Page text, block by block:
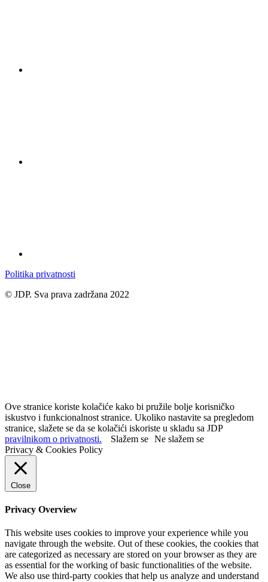
Politika privatnosti
© JDP. Sva prava zadržana 2022
Ove stranice koriste kolačiće kako bi pružile bolje korisničko
iskustvo i funkcionalnost stranice. Ukoliko nastavite sa pregledom
stranice, slažete se da se kolačići iskoriste u skladu sa JDP
pravilnikom o privatnosti.
Slažem se Ne slažem se
Privacy & Cookies Policy
Close
Privacy Overview
This website uses cookies to improve your experience while you
navigate through the website. Out of these cookies, the cookies that
are categorized as necessary are stored on your browser as they are
as essential for the working of basic functionalities of the website.
We also use third-party cookies that help us analyze and understand